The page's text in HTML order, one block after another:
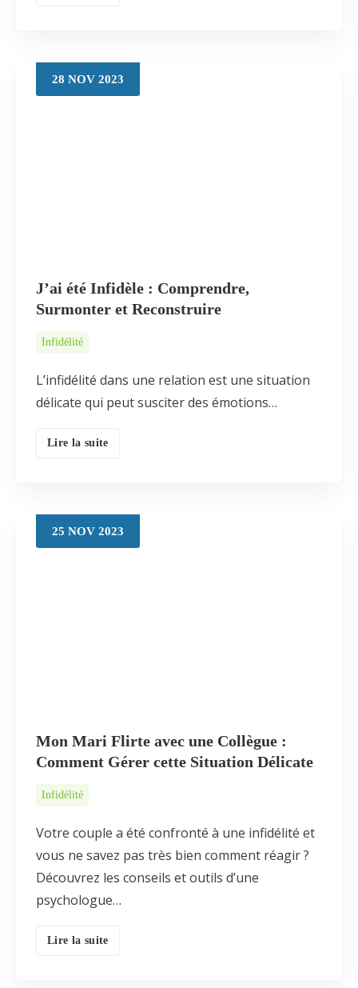
28 NOV 2023
J’ai été Infidèle : Comprendre,
Surmonter et Reconstruire
Infidélité
L’infidélité dans une relation est une situation
délicate qui peut susciter des émotions…
Lire la suite
25 NOV 2023
Mon Mari Flirte avec une Collègue :
Comment Gérer cette Situation Délicate
Infidélité
Votre couple a été confronté à une infidélité et
vous ne savez pas très bien comment réagir ?
Découvrez les conseils et outils d’une
psychologue…
Lire la suite